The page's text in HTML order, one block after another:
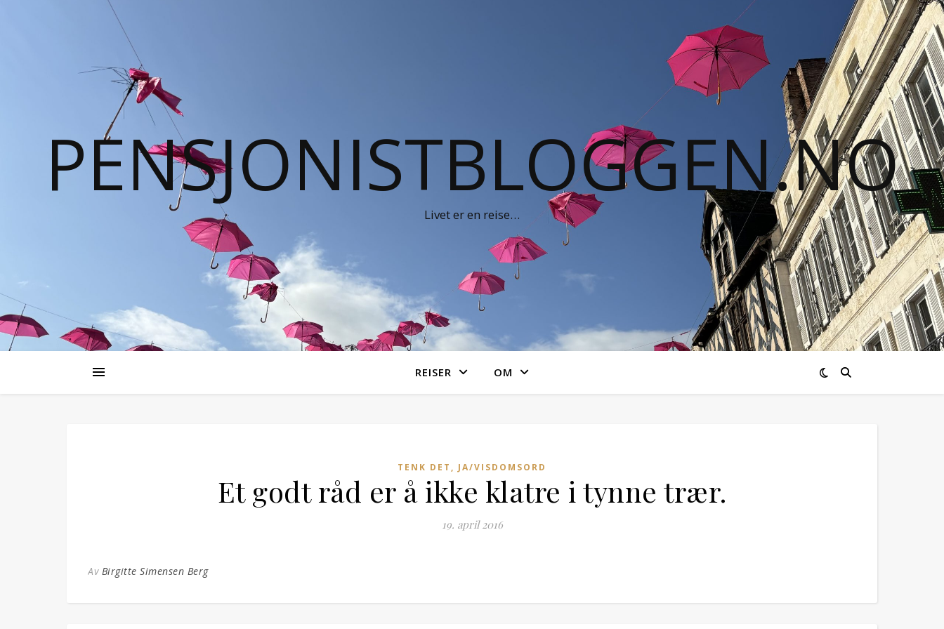
PENSJONISTBLOGGEN.NO
Livet er en reise…
REISER OM
TENK DET, JA/VISDOMSORD
Et godt råd er å ikke klatre i tynne trær.
19. april 2016
Av Birgitte Simensen Berg